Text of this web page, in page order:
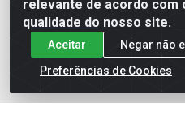
relevante de acordo com
qualidade do nosso site.
Aceitar
Negar não
Preferências de Cookies
Site